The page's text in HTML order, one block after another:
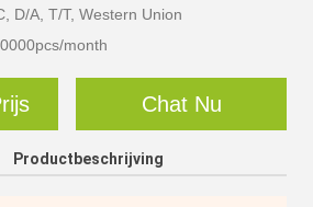
D/A, T/T, Western Union
month
Chat Nu
Productbeschrijving